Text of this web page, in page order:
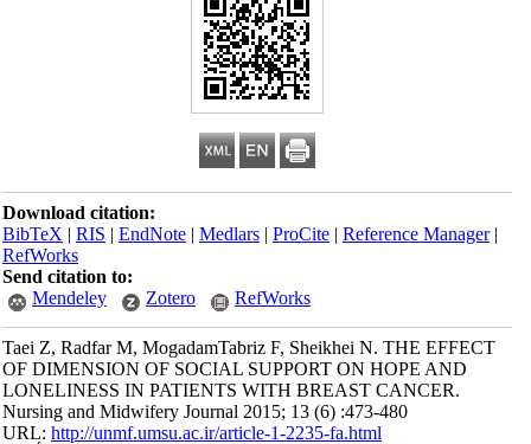
Download citation:
BibTeX|RIS|EndNote|Medlars|ProCite|Reference Manager
RefWorks
Send citation to:
Mendeley
Zotero RefWorks
Taei Z, Radfar M, MogadamTabriz F, Sheikhei N. THE EFFECT
OF DIMENSION OF SOCIAL SUPPORT ON HOPE AND
LONELINESS IN PATIENTS WITH BREAST CANCER.
Nursing and Midwifery Journal 2015; 13 (6) :473-480
URL:http://unmf.umsu.ac.ir/article-1-2235-fa.html